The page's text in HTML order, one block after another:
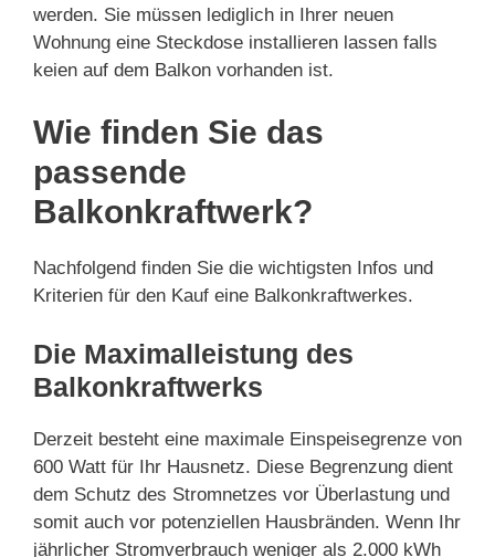
werden. Sie müssen lediglich in Ihrer neuen
Wohnung eine Steckdose installieren lassen falls
keien auf dem Balkon vorhanden ist.
Wie finden Sie das
passende
Balkonkraftwerk?
Nachfolgend finden Sie die wichtigsten Infos und
Kriterien für den Kauf eine Balkonkraftwerkes.
Die Maximalleistung des
Balkonkraftwerks
Derzeit besteht eine maximale Einspeisegrenze von
600 Watt für Ihr Hausnetz. Diese Begrenzung dient
dem Schutz des Stromnetzes vor Überlastung und
somit auch vor potenziellen Hausbränden. Wenn Ihr
jährlicher Stromverbrauch weniger als 2.000 kWh